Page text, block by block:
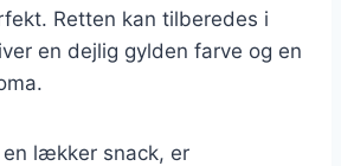
Retten kan tilberedes i
en dejlig gylden farve og en
lækker snack, er